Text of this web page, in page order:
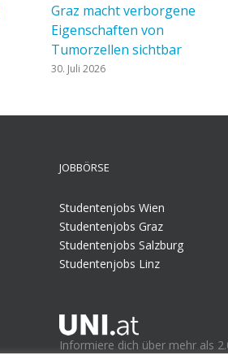
Graz macht verborgene
Eigenschaften von
Tumorzellen sichtbar
30. Juli 2026
JOBBÖRSE
Studentenjobs Wien
Studentenjobs Graz
Studentenjobs Salzburg
Studentenjobs Linz
Informiere dich über mehr als